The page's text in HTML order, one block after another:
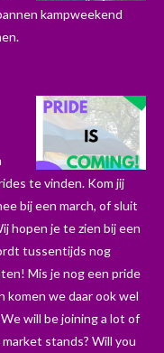
kampweekend
te vinden. Kom jij
bij een march, of sluit
hopen je te zien bij een
tussentijds nog
Mis je nog een pride
komen we daar ook wel
will be joining a lot of
stands? Will you